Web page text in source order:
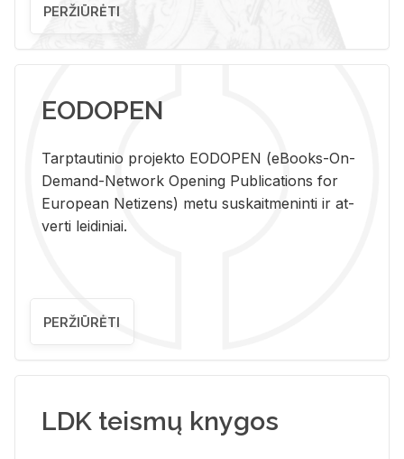
PERŽIŪRĖTI
EODOPEN
Tarp­tau­ti­nio pro­jek­to EO­DO­PEN (eBo­oks-On-
De­mand-Ne­twork Ope­ning Pub­li­ca­tions for
Eu­ro­pe­an Ne­ti­zens) metu su­skait­me­nin­ti ir at­
ver­ti lei­di­niai.
PERŽIŪRĖTI
LDK teismų knygos